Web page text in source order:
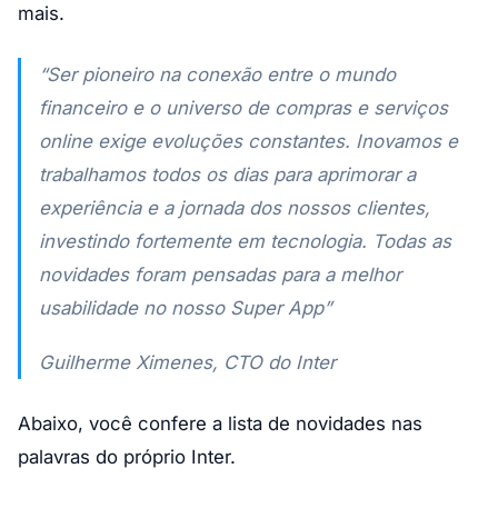
mais.
“Ser pioneiro na conexão entre o mundo
financeiro e o universo de compras e serviços
online exige evoluções constantes. Inovamos e
trabalhamos todos os dias para aprimorar a
experiência e a jornada dos nossos clientes,
investindo fortemente em tecnologia. Todas as
novidades foram pensadas para a melhor
usabilidade no nosso Super App”
Guilherme Ximenes, CTO do Inter
Abaixo, você confere a lista de novidades nas
palavras do próprio Inter.